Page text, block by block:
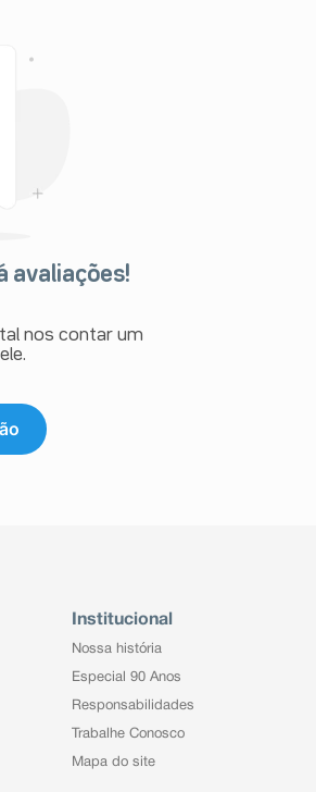
avaliações!
nos contar um
Institucional
Nossa história
Especial 90 Anos
Responsabilidades
Trabalhe Conosco
Mapa do site